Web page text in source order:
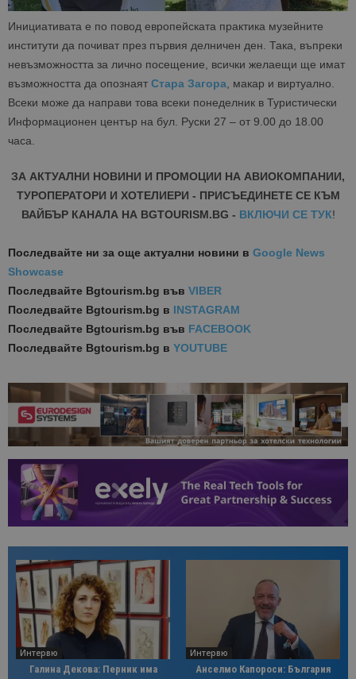
Инициативата е по повод европейската практика музейните
институти да почиват през първия делничен ден. Така, въпреки
невъзможността за лично посещение, всички желаещи ще имат
възможността да опознаят Стара Загора , макар и виртуално.
Всеки може да направи това всеки понеделник в Туристически
Информационен център на бул. Руски 27 – от 9.00 до 18.00
часа.
ЗА АКТУАЛНИ НОВИНИ И ПРОМОЦИИ НА АВИОКОМПАНИИ,
ТУРОПЕРАТОРИ И ХОТЕЛИЕРИ - ПРИСЪЕДИНЕТЕ СЕ КЪМ
ВАЙБЪР КАНАЛА НА BGTOURISM.BG - ВКЛЮЧИ СЕ ТУК!
Последвайте ни за още актуални новини в Google News
Showcase
Последвайте Bgtourism.bg във VIBER
Последвайте Bgtourism.bg в INSTAGRAM
Последвайте Bgtourism.bg във FACEBOOK
Последвайте Bgtourism.bg в YOUTUBE
Интервю
Галина Декова: Перник има
Интервю
Анселмо Капороси: България